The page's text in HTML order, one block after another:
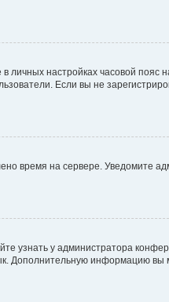
личных настройках часовой пояс
Если вы не
время на сервере. Уведомите
узнать у администратора
Дополнительную информацию вы